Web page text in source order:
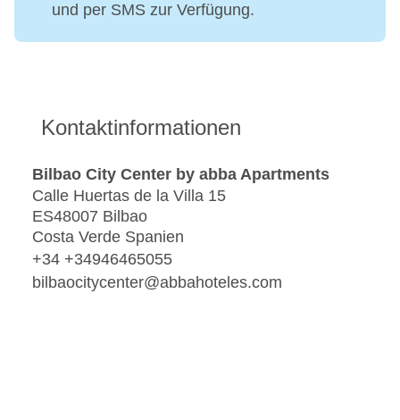
und per SMS zur Verfügung.
Kontaktinformationen
Bilbao City Center by abba Apartments
Calle Huertas de la Villa 15
ES48007 Bilbao
Costa Verde Spanien
+34 +34946465055
bilbaocitycenter@abbahoteles.com